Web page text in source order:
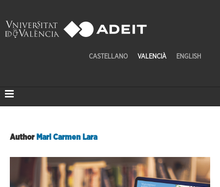
CASTELLANO VALENCIÀ ENGLISH
Author Mari Carmen Lara